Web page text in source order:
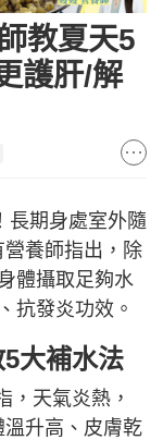
教夏天5
護肝/解
長期身處室外隨
養師指出，除
體攝取足夠水
抗發炎功效。
大補水法
，天氣炎熱，
升高、皮膚乾